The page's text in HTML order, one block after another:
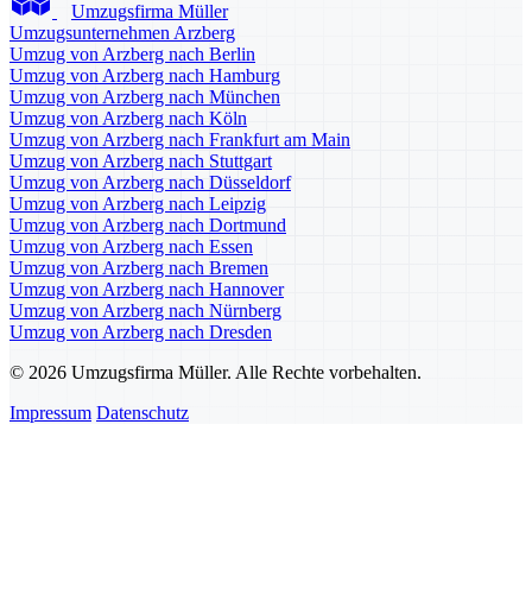
Umzugsfirma Müller
Umzugsunternehmen Arzberg
Umzug von Arzberg nach Berlin
Umzug von Arzberg nach Hamburg
Umzug von Arzberg nach München
Umzug von Arzberg nach Köln
Umzug von Arzberg nach Frankfurt am Main
Umzug von Arzberg nach Stuttgart
Umzug von Arzberg nach Düsseldorf
Umzug von Arzberg nach Leipzig
Umzug von Arzberg nach Dortmund
Umzug von Arzberg nach Essen
Umzug von Arzberg nach Bremen
Umzug von Arzberg nach Hannover
Umzug von Arzberg nach Nürnberg
Umzug von Arzberg nach Dresden
© 2026 Umzugsfirma Müller. Alle Rechte vorbehalten.
Impressum Datenschutz